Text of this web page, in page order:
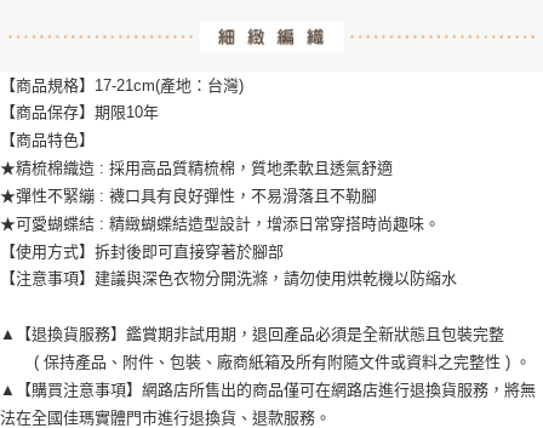
【商品規格】17-21cm(產地：台灣)
【商品保存】期限10年
【商品特色】
★精梳棉織造 : 採用高品質精梳棉，質地柔軟且透氣舒適
★彈性不緊繃 : 襪口具有良好彈性，不易滑落且不勒腳
★可愛蝴蝶結 : 精緻蝴蝶結造型設計，增添日常穿搭時尚趣味。
【使用方式】拆封後即可直接穿著於腳部
【注意事項】建議與深色衣物分開洗滌，請勿使用烘乾機以防縮水
▲【退換貨服務】鑑賞期非試用期，退回產品必須是全新狀態且包裝完整
▲【購買注意事項】網路店所售出的商品僅可在網路店進行退換貨服務，將無
法在全國佳瑪實體門市進行退換貨、退款服務。